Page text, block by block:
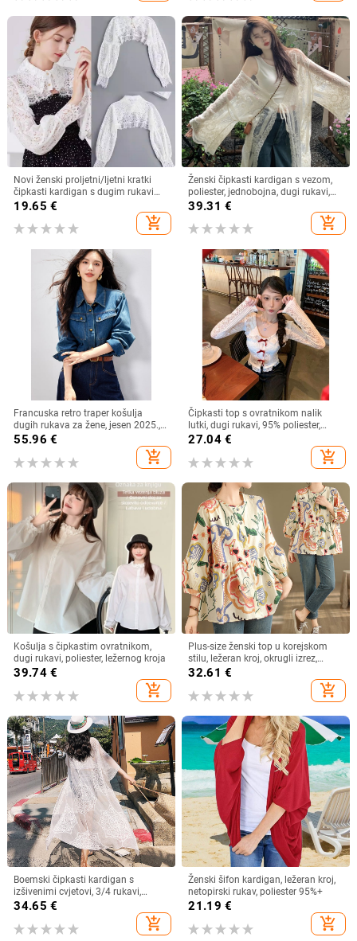
Novi ženski proljetni/ljetni kratki
čipkasti kardigan s dugim rukavima
i lažnim ovratnikom, otporan na
19.65 €
add_shopping_cart
Ženski čipkasti kardigan s vezom,
poliester, jednobojna, dugi rukavi,
dugi kroj
39.31 €
add_shopping_cart
Francuska retro traper košulja
dugih rukava za žene, jesen 2025.,
nova ležerna, elegantna, svestrana,
55.96 €
add_shopping_cart
Čipkasti top s ovratnikom nalik
lutki, dugi rukavi, 95% poliester,
kardigan stil, gradski stil
27.04€
add_shopping_cart
Košulja s čipkastim ovratnikom,
dugi rukavi, poliester, ležernog kroja
39.74€
add_shopping_cart
Plus-size ženski top u korejskom
stilu, ležeran kroj, okrugli izrez,
pamuk (70–80%), proljeće 2024
32.61 €
add_shopping_cart
Boemski čipkasti kardigan s
izšivenimi cvjetovi, 3/4 rukavi,
poluotvoren ovratnik, pamuk
34.65 €
add_shopping_cart
Ženski šifon kardigan, ležeran kroj,
netopirski rukav, poliester 95%+
21.19 €
add_shopping_cart